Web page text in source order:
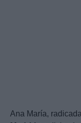
Ana María,